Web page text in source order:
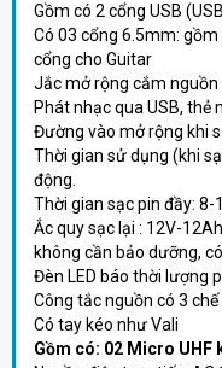
Gồm có 2 cổng USB
Có 03 cổng 6.5mm:
cổng cho Guitar
Jắc mở rộng cắm nguồn
Phát nhạc qua USB, thẻ
Đường vào mở rộng khi
Thời gian sử dụng (khi
động.
Thời gian sạc pin đầy: 8-
Ắc quy sạc lại : 12V-
không cần bảo dưỡng,
Đèn LED báo thời lượng
Công tắc nguồn có 3 chế
Có tay kéo như Vali
Gồm có: 02 Micro